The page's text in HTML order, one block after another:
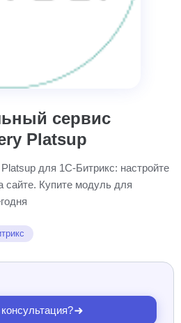
сервис
Platsup
для 1С-Битрикс: настройте
сайте. Купите модуль для